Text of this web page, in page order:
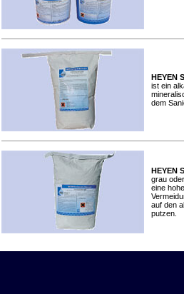
HEYEN
ist ein
dem
HEYEN
grau
eine
auf den
putzen.